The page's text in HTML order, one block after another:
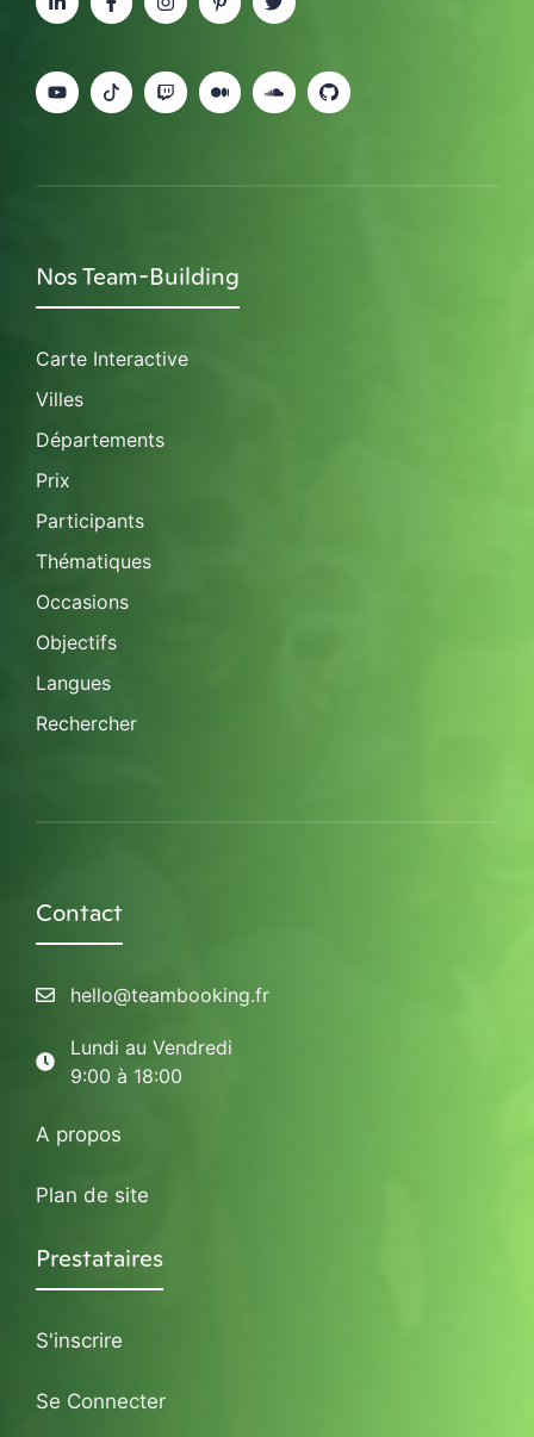
Nos Team-Building
Carte Interactive
Villes
Départements
Prix
Participants
Thématiques
Occasions
Objectifs
Langues
Rechercher
Contact
hello@teambooking.fr
Lundi au Vendredi
9:00 à 18:00
A propos
Plan de site
Prestataires
S'inscrire
Se Connecter